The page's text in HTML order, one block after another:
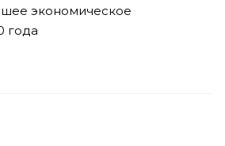
экономическое
года